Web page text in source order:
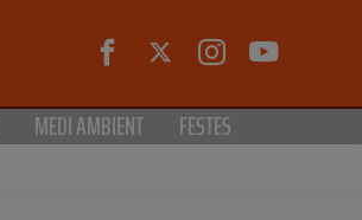
MEDI AMBIENT FESTES